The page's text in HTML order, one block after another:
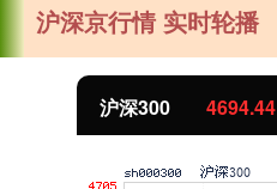
沪深京行情 实时轮播
沪深300 4694.44